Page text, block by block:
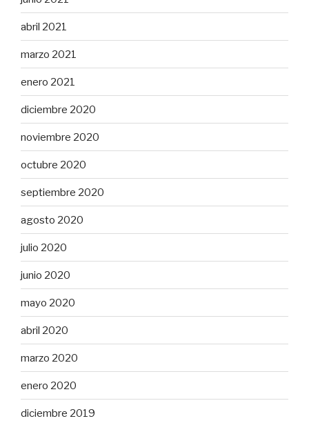
abril 2021
marzo 2021
enero 2021
diciembre 2020
noviembre 2020
octubre 2020
septiembre 2020
agosto 2020
julio 2020
junio 2020
mayo 2020
abril 2020
marzo 2020
enero 2020
diciembre 2019